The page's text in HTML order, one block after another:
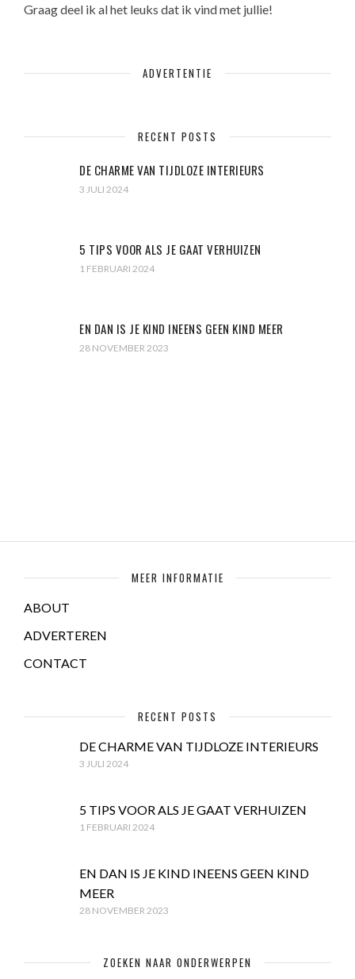
Graag deel ik al het leuks dat ik vind met jullie!
ADVERTENTIE
RECENT POSTS
DE CHARME VAN TIJDLOZE INTERIEURS
3 JULI 2024
5 TIPS VOOR ALS JE GAAT VERHUIZEN
1 FEBRUARI 2024
EN DAN IS JE KIND INEENS GEEN KIND MEER
28 NOVEMBER 2023
MEER INFORMATIE
ABOUT
ADVERTEREN
CONTACT
RECENT POSTS
DE CHARME VAN TIJDLOZE INTERIEURS
3 JULI 2024
5 TIPS VOOR ALS JE GAAT VERHUIZEN
1 FEBRUARI 2024
EN DAN IS JE KIND INEENS GEEN KIND
MEER
28 NOVEMBER 2023
ZOEKEN NAAR ONDERWERPEN